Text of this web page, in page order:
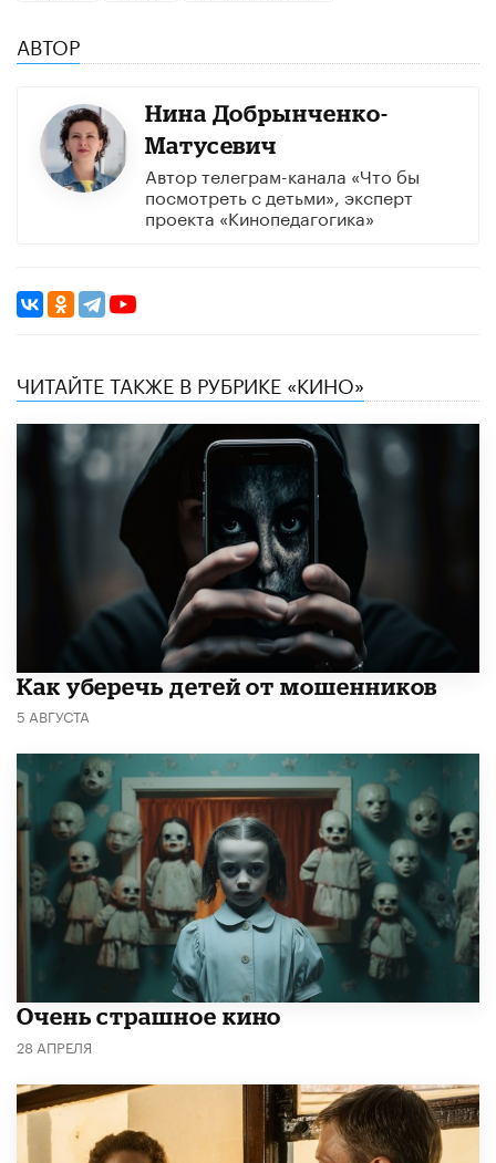
АВТОР
Нина Добрынченко-
Матусевич
Автор телеграм-канала «Что бы
посмотреть с детьми», эксперт
проекта «Кинопедагогика»
ЧИТАЙТЕ ТАКЖЕ В РУБРИКЕ «КИНО»
Как уберечь детей от мошенников
5 АВГУСТА
Очень страшное кино
28 АПРЕЛЯ